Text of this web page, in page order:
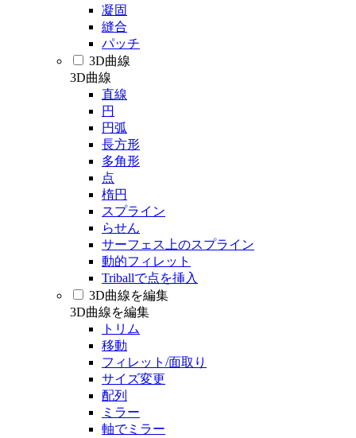
凝固
縫合
パッチ
3D曲線
3D曲線
直線
円
円弧
長方形
多角形
点
楕円
スプライン
らせん
サーフェス上のスプライン
動的フィレット
Triballで点を挿入
3D曲線を編集
3D曲線を編集
トリム
移動
フィレット/面取り
サイズ変更
配列
ミラー
軸でミラー